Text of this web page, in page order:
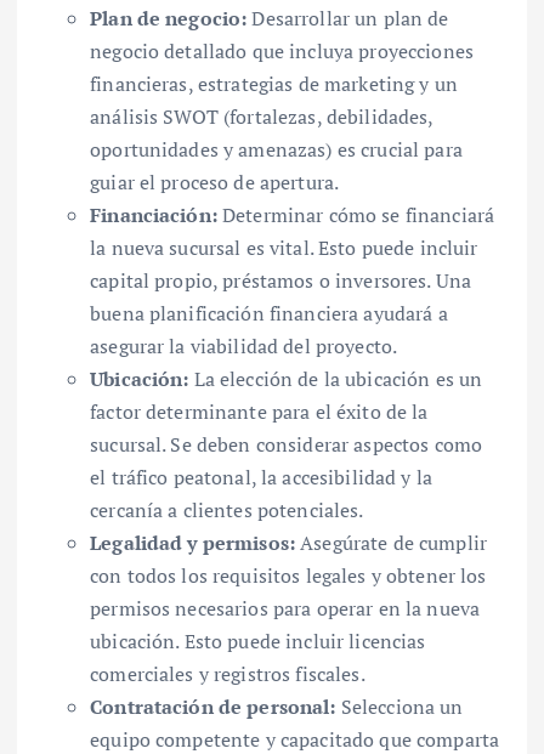
Plan de negocio:Desarrollar un plan de
negocio detallado que incluya proyecciones
financieras, estrategias de marketing y un
análisis SWOT (fortalezas, debilidades,
oportunidades y amenazas) es crucial para
guiar el proceso de apertura.
Financiación:Determinar cómo se financiará
la nueva sucursal es vital. Esto puede incluir
capital propio, préstamos o inversores. Una
buena planificación financiera ayudará a
asegurar la viabilidad del proyecto.
Ubicación: La elección de la ubicación es un
factor determinante para el éxito de la
sucursal. Se deben considerar aspectos como
el tráfico peatonal, la accesibilidad y la
cercanía a clientes potenciales.
Legalidad y permisos:Asegúrate de cumplir
con todos los requisitos legales y obtener los
permisos necesarios para operar en la nueva
ubicación. Esto puede incluir licencias
comerciales y registros fiscales.
Contratación de personal: Selecciona un
equipo competente y capacitado que comparta